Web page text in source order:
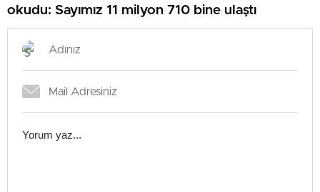
okudu: Sayımız 11 milyon 710 bine ulaştı